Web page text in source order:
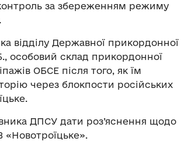
за збереженням режиму
відділу Державної прикордонної
особовий склад прикордонної
ОБСЕ після того, як їм
через блокпости російських
ДПСУ дати роз’яснення щодо
«Новотроїцьке».